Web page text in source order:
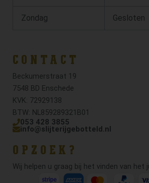
Zondag Gesloten
CONTACT
Beckumerstraat 19
7548 BD Enschede
KVK: 72929138
BTW: NL859289321B01
053 428 3855
info@slijterijgebotteld.nl
OPZOEK?
Wij helpen u graag bij het vinden van het